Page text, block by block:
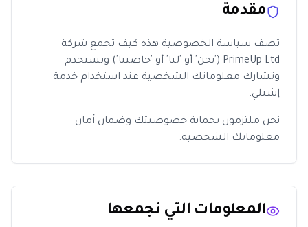
مقدمة
تصف سياسة الخصوصية هذه كيف تجمع شركة
PrimeUp Ltd ('نحن' أو 'لنا' أو 'خاصتنا') وتستخدم
وتشارك معلوماتك الشخصية عند استخدام خدمة
إشنلي.
نحن ملتزمون بحماية خصوصيتك وضمان أمان
معلوماتك الشخصية.
المعلومات التي نجمعها